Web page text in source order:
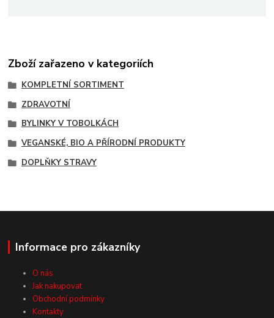
Zboží zařazeno v kategoriích
KOMPLETNÍ SORTIMENT
ZDRAVOTNÍ
BYLINKY V TOBOLKÁCH
VEGANSKÉ, BIO A PŘÍRODNÍ PRODUKTY
DOPLŇKY STRAVY
Informace pro zákazníky
O nás
Jak nakupovat
Obchodní podmínky
Kontakty